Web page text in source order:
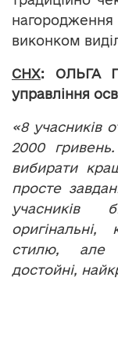
виконком
СНХ: ОЛЬГА
управління
«8 учасників
2000
вибирати
просте
учасників
стилю, але
достойні,